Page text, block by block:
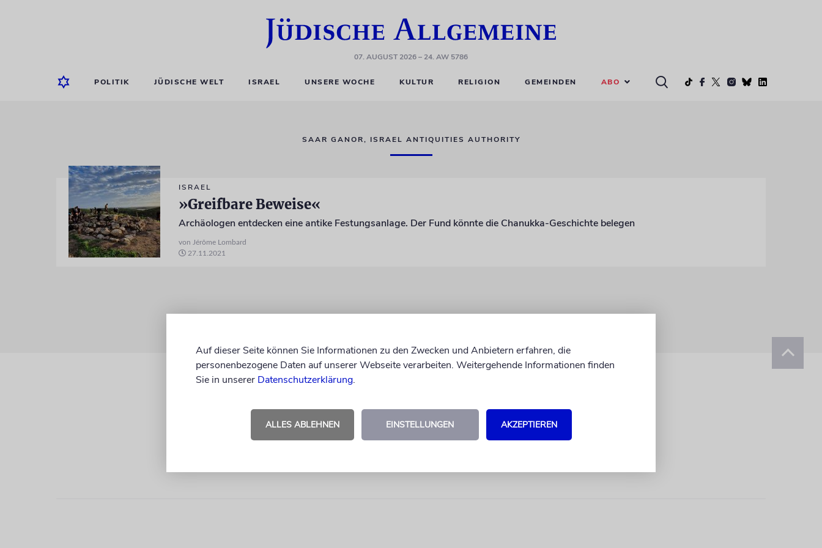
07. AUGUST 2026– 24. AW 5786
POLITIK JÜDISCHE WELT ISRAEL UNSERE WOCHE KULTUR RELIGION GEMEINDEN ABO
SAAR GANOR, ISRAEL ANTIQUITIES AUTHORITY
ISRAEL
»Greifbare Beweise«
Archäologen entdecken eine antike Festungsanlage. Der Fund könnte die Chanukka-Geschichte belegen
von Jérôme Lombard
27.11.2021
Auf dieser Seite können Sie Informationen zu den Zwecken und Anbietern erfahren, die
personenbezogene Daten auf unserer Webseite verarbeiten. Weitergehende Informationen finden
Sie in unserer Datenschutzerklärung.
ALLES ABLEHNEN EINSTELLUNGEN AKZEPTIEREN